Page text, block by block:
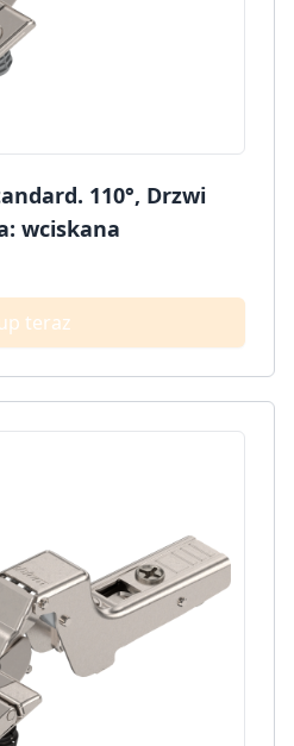
110°, Drzwi
wciskana
teraz